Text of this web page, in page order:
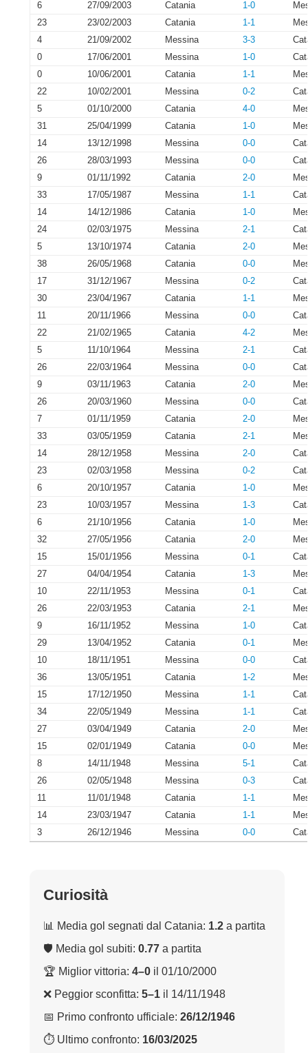
6
27/09/2003 Catania 1-0
23
23/02/2003 Catania 1-1
4
21/09/2002 Messina 3-3
0
17/06/2001 Messina 1-0
0
10/06/2001 Catania 1-1
22
10/02/2001 Messina 0-2
5
01/10/2000 Catania 4-0
31
25/04/1999 Catania 1-0
14
13/12/1998 Messina 0-0
26
28/03/1993 Messina 0-0
9
01/11/1992 Catania 2-0
33
17/05/1987 Messina 1-1
14
14/12/1986 Catania 1-0
24
02/03/1975 Messina 2-1
5
13/10/1974 Catania 2-0
38
26/05/1968 Catania 0-0
17
31/12/1967 Messina 0-2
30
23/04/1967 Catania 1-1
11
20/11/1966 Messina 0-0
22
21/02/1965 Catania 4-2
5
11/10/1964 Messina 2-1
26
22/03/1964 Messina 0-0
9
03/11/1963 Catania 2-0
26
20/03/1960 Messina 0-0
7
01/11/1959 Catania 2-0
33
03/05/1959 Catania 2-1
14
28/12/1958 Messina 2-0
23
02/03/1958 Messina 0-2
6
20/10/1957 Catania 1-0
23
10/03/1957 Messina 1-3
6
21/10/1956 Catania 1-0
32
27/05/1956 Catania 2-0
15
15/01/1956 Messina 0-1
27
04/04/1954 Catania 1-3
10
22/11/1953 Messina 0-1
26
22/03/1953 Catania 2-1
9
16/11/1952 Messina 1-0
29
13/04/1952 Catania 0-1
10
18/11/1951 Messina 0-0
36
13/05/1951 Catania 1-2
15
17/12/1950 Messina 1-1
34
22/05/1949 Messina 1-1
27
03/04/1949 Catania 2-0
15
02/01/1949 Catania 0-0
8
14/11/1948 Messina 5-1
26
02/05/1948 Messina 0-3
11
11/01/1948 Catania 1-1
14
23/03/1947 Catania 1-1
3
26/12/1946 Messina 0-0
Curiosità
📊 Media gol segnati dal Catania: 1.2 a partita
🛡 Media gol subiti: 0.77 a partita
🏆 Miglior vittoria: 4–0 il 01/10/2000
❌ Peggior sconfitta: 5–1 il 14/11/1948
📅 Primo confronto ufficiale: 26/12/1946
⏱ Ultimo confronto: 16/03/2025